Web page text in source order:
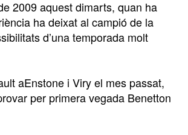
2009 aquest dimarts, quan ha
ha deixat al campió de la
d’una temporada molt
aEnstone i Viry el mes passat,
per primera vegada Benetton